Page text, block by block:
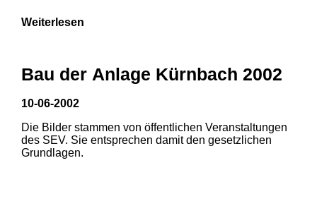
Weiterlesen
Bau der Anlage Kürnbach 2002
10-06-2002
Die Bilder stammen von öffentlichen Veranstaltungen
des SEV. Sie entsprechen damit den gesetzlichen
Grundlagen.